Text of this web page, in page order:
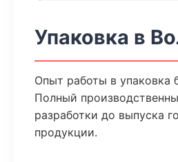
Упаковка в
Опыт работы в упаковка
Полный
разработки до выпуска
продукции.